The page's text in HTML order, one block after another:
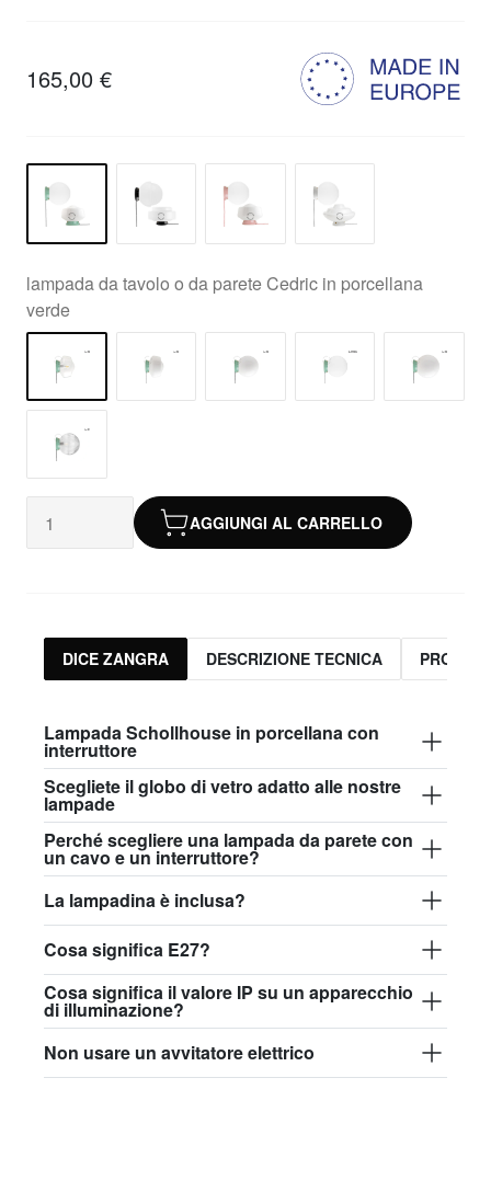
165,00 €
lampada da tavolo o da parete Cedric in porcellana
verde
AGGIUNGI AL CARRELLO
DICE ZANGRA DESCRIZIONE TECNICA
Lampada Schollhouse in porcellana con
interruttore
Scegliete il globo di vetro adatto alle nostre
lampade
Perché scegliere una lampada da parete con
un cavo e un interruttore?
La lampadina è inclusa?
Cosa significa E27?
Cosa significa il valore IP su un apparecchio
di illuminazione?
Non usare un avvitatore elettrico